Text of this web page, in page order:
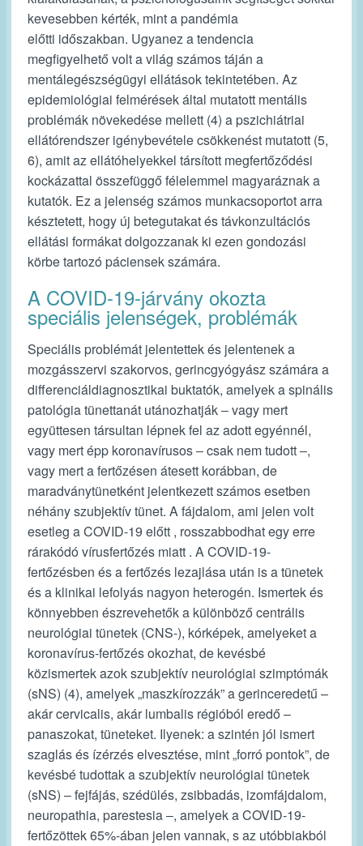
kevesebben kérték, mint a pandémia
előtti időszakban. Ugyanez a tendencia
megfigyelhető volt a világ számos táján a
mentálegészségügyi ellátások tekintetében. Az
epidemiológiai felmérések által mutatott mentális
problémák növekedése mellett (4) a pszichiátriai
ellátórendszer igénybevétele csökkenést mutatott (5,
6), amit az ellátóhelyekkel társított megfertőződési
kockázattal összefüggő félelemmel magyaráznak a
kutatók. Ez a jelenség számos munkacsoportot arra
késztetett, hogy új betegutakat és távkonzultációs
ellátási formákat dolgozzanak ki ezen gondozási
körbe tartozó páciensek számára.
A COVID-19-járvány okozta
speciális jelenségek, problémák
Speciális problémát jelentettek és jelentenek a
mozgásszervi szakorvos, gerincgyógyász számára a
differenciáldiagnosztikai buktatók, amelyek a spinális
patológia tünettanát utánozhatják ‒ vagy mert
együttesen társultan lépnek fel az adott egyénnél,
vagy mert épp koronavírusos ‒ csak nem tudott ‒,
vagy mert a fertőzésen átesett korábban, de
maradványtünetként jelentkezett számos esetben
néhány szubjektív tünet. A fájdalom, ami jelen volt
esetleg a COVID-19 előtt , rosszabbodhat egy erre
rárakódó vírusfertőzés miatt . A COVID-19-
fertőzésben és a fertőzés lezajlása után is a tünetek
és a klinikai lefolyás nagyon heterogén. Ismertek és
könnyebben észrevehetők a különböző centrális
neurológiai tünetek (CNS-), kórképek, amelyeket a
koronavírus-fertőzés okozhat, de kevésbé
közismertek azok szubjektív neurológiai szimptómák
(sNS) (4), amelyek „maszkírozzák” a gerinceredetű –
akár cervicalis, akár lumbalis régióból eredő –
panaszokat, tüneteket. Ilyenek: a szintén jól ismert
szaglás és ízérzés elvesztése, mint „forró pontok”, de
kevésbé tudottak a szubjektív neurológiai tünetek
(sNS) – fejfájás, szédülés, zsibbadás, izomfájdalom,
neuropathia, parestesia ‒, amelyek a COVID-19-
fertőzöttek 65%-ában jelen vannak, s az utóbbiakból